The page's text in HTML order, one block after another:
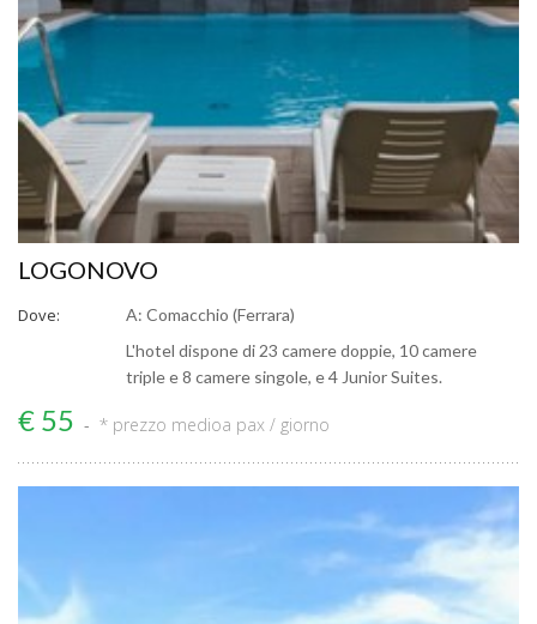
LOGONOVO
Dove:
A: Comacchio (Ferrara)
L'hotel dispone di 23 camere doppie, 10 camere
triple e 8 camere singole, e 4 Junior Suites.
€ 55 * prezzo medioa pax / giorno